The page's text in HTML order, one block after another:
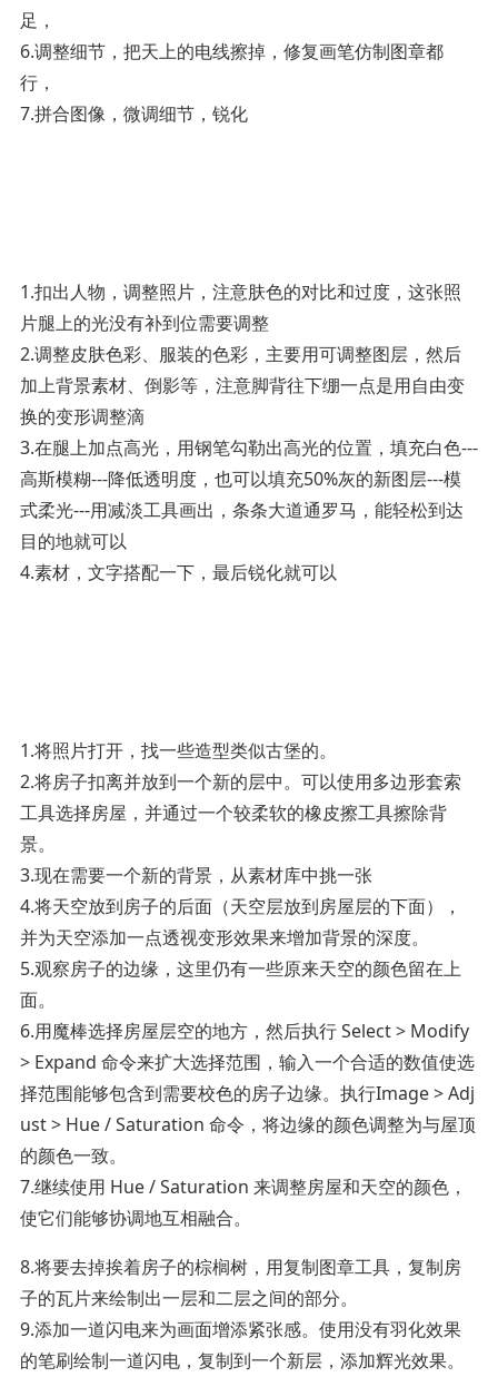
足，
6.调整细节，把天上的电线擦掉，修复画笔仿制图章都
行，
7.拼合图像，微调细节，锐化­
1.扣出人物，调整照片，注意肤色的对比和过度，这张照
片腿上的光没有补到位需要调整
2.调整皮肤色彩、服装的色彩，主要用可调整图层，然后
加上背景素材、倒影等，注意脚背往下绷一点是用自由变
换的变形调整滴
3.在腿上加点高光，用钢笔勾勒出高光的位置，填充白色---
高斯模糊---降低透明度，也可以填充50%灰的新图层---模
式柔光---用减淡工具画出，条条大道通罗马，能轻松到达
目的地就可以
4.素材，文字搭配一下，最后锐化就可以­
­1.将照片打开，找一些造型类似古堡的。
2.将房子扣离并放到一个新的层中。可以使用多边形套索
工具选择房屋，并通过一个较柔软的橡皮擦工具擦除背
景。
3.现在需要一个新的背景，从素材库中挑一张
4.将天空放到房子的后面（天空层放到房屋层的下面），
并为天空添加一点透视变形效果来增加背景的深度。
5.观察房子的边缘，这里仍有一些原来天空的颜色留在上
面。
6.用魔棒选择房屋层空的地方，然后执行 Select > Modify
> Expand 命令来扩大选择范围，输入一个合适的数值使选
择范围能够包含到需要校色的房子边缘。执行Image > Adj
ust > Hue / Saturation 命令，将边缘的颜色调整为与屋顶
的颜色一致。
7.继续使用 Hue / Saturation 来调整房屋和天空的颜色，
使它们能够协调地互相融合。
8.将要去掉挨着房子的棕榈树，用复制图章工具，复制房
子的瓦片来绘制出一层和二层之间的部分。
9.添加一道闪电来为画面增添紧张感。使用没有羽化效果
的笔刷绘制一道闪电，复制到一个新层，添加辉光效果。